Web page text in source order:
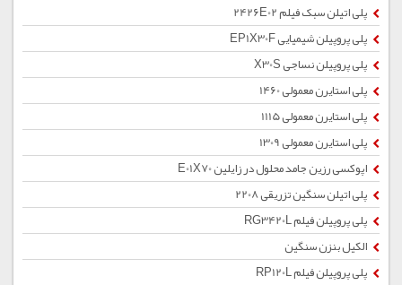
پلی اتیلن سبک فیلم 2426E02
پلی پروپیلن شیمیایی EP1X30F
پلی پروپیلن نساجی X30S
پلی استایرن معمولی 1460
پلی استایرن معمولی 1115
پلی استایرن معمولی 1309
اپوکسی رزین جامد محلول در زایلین E01X70
پلی اتیلن سنگین تزریقی 2208
پلی پروپیلن فیلم RG3420L
الکیل بنزن سنگین
پلی پروپیلن فیلم RP120L